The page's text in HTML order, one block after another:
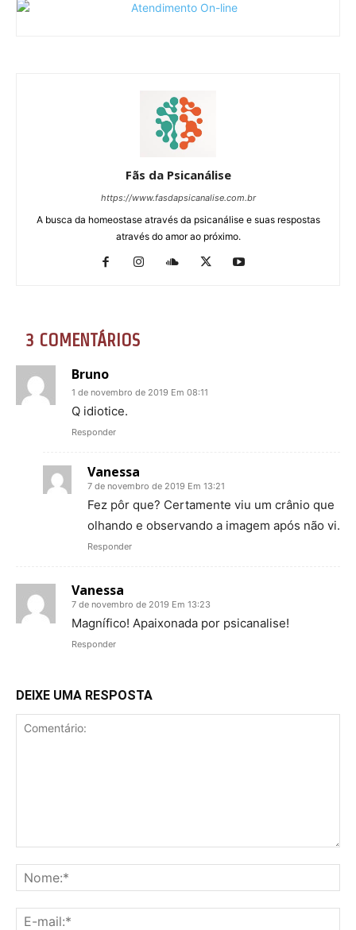
Fãs da Psicanálise
https://www.fasdapsicanalise.com.br
A busca da homeostase através da psicanálise e suas respostas
através do amor ao próximo.
3 COMENTÁRIOS
Bruno
1 de novembro de 2019 Em 08:11
Q idiotice.
Responder
Vanessa
7 de novembro de 2019 Em 13:21
Fez pôr que? Certamente viu um crânio que
olhando e observando a imagem após não vi.
Responder
Vanessa
7 de novembro de 2019 Em 13:23
Magnífico! Apaixonada por psicanalise!
Responder
DEIXE UMA RESPOSTA